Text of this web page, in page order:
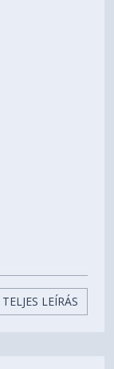
TELJES LEÍRÁS